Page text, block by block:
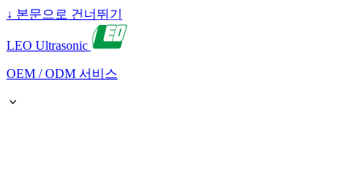
↓ 본문으로 건너뛰기
LEO Ultrasonic
OEM / ODM 서비스